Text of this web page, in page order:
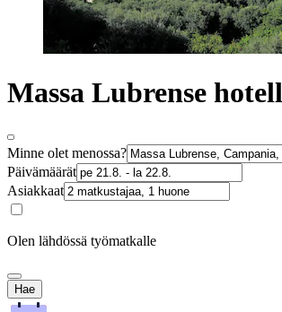
Massa Lubrense
Minne olet menossa?
Päivämäärät
Asiakkaat
Olen lähdössä työmatkalle
Hae